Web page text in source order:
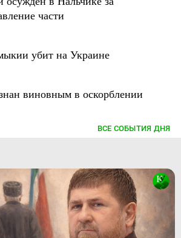
части
убит на Украине
виновным в оскорблении
ВСЕ СОБЫТИЯ ДНЯ